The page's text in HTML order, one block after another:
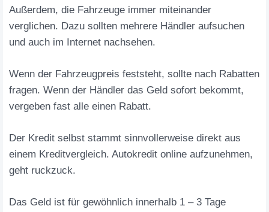
Außerdem, die Fahrzeuge immer miteinander
verglichen. Dazu sollten mehrere Händler aufsuchen
und auch im Internet nachsehen.
Wenn der Fahrzeugpreis feststeht, sollte nach Rabatten
fragen. Wenn der Händler das Geld sofort bekommt,
vergeben fast alle einen Rabatt.
Der Kredit selbst stammt sinnvollerweise direkt aus
einem Kreditvergleich. Autokredit online aufzunehmen,
geht ruckzuck.
Das Geld ist für gewöhnlich innerhalb 1 – 3 Tage